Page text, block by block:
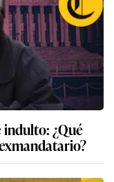
¿Qué
favor del exmandatario?